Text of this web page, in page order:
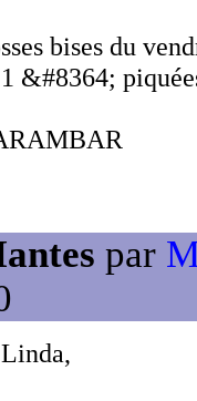
bises du
&#8364;
par